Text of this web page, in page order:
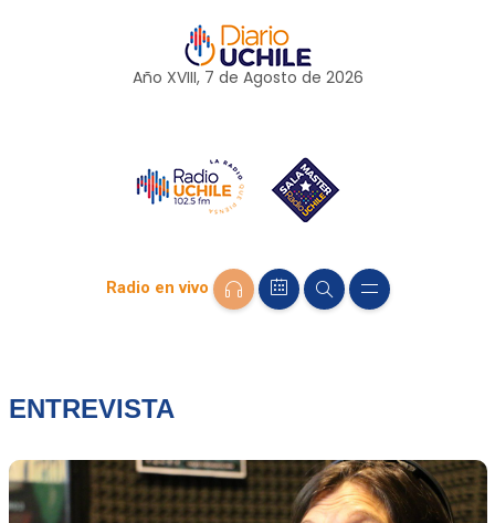
Año XVIII, 7 de Agosto de 2026
Radio en vivo
ENTREVISTA